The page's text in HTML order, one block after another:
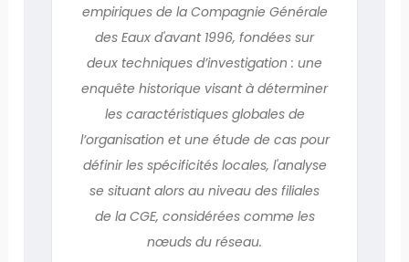
empiriques de la Compagnie Générale
des Eaux d'avant 1996, fondées sur
deux techniques d’investigation : une
enquête historique visant à déterminer
les caractéristiques globales de
l’organisation et une étude de cas pour
définir les spécificités locales, l'analyse
se situant alors au niveau des filiales
de la CGE, considérées comme les
nœuds du réseau.